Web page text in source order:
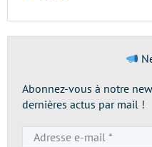
Abonnez-vous à notre
dernières actus par mail !